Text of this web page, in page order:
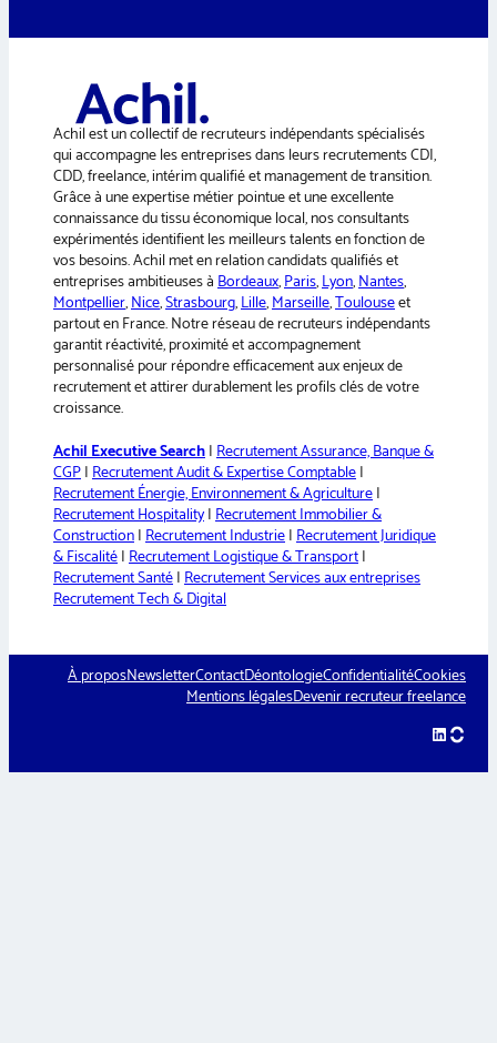
e
Achil est un collectif de recruteurs indépendants spécialisés
qui accompagne les entreprises dans leurs recrutements CDI,
CDD, freelance, intérim qualifié et management de transition.
Grâce à une expertise métier pointue et une excellente
connaissance du tissu économique local, nos consultants
expérimentés identifient les meilleurs talents en fonction de
vos besoins. Achil met en relation candidats qualifiés et
entreprises ambitieuses àBordeaux,Paris,Lyon,Nantes,
Montpellier,Nice,Strasbourg,Lille,Marseille,Toulouseet
partout en France. Notre réseau de recruteurs indépendants
garantit réactivité, proximité et accompagnement
personnalisé pour répondre efficacement aux enjeux de
recrutement et attirer durablement les profils clés de votre
croissance.
Achil Executive Search|Recrutement Assurance, Banque &
CGP|Recrutement Audit & Expertise Comptable|
Recrutement Énergie, Environnement & Agriculture|
Recrutement Hospitality|Recrutement Immobilier &
Construction|Recrutement Industrie|Recrutement Juridique
& Fiscalité|Recrutement Logistique & Transport|
Recrutement Santé|Recrutement Services aux entreprises
Recrutement Tech & Digital
À proposNewsletterContactDéontologieConfidentialitéCookies
Mentions légalesDevenir recruteur freelance
LinkedIn